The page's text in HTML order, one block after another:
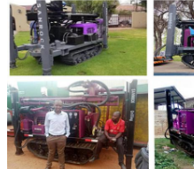
Laisser
Nous vous